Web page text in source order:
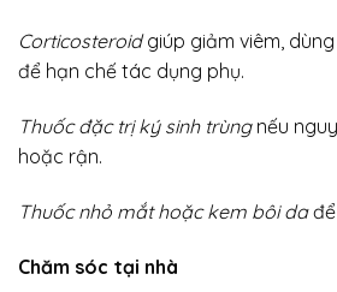
Corticosteroidgiúp giảm viêm,
để hạn chế tác dụng phụ.
Thuốc đặc trị ký sinh trùngnếu
hoặc rận.
Thuốc nhỏ mắt hoặc kem bôi dađể
Chăm sóc tại nhà